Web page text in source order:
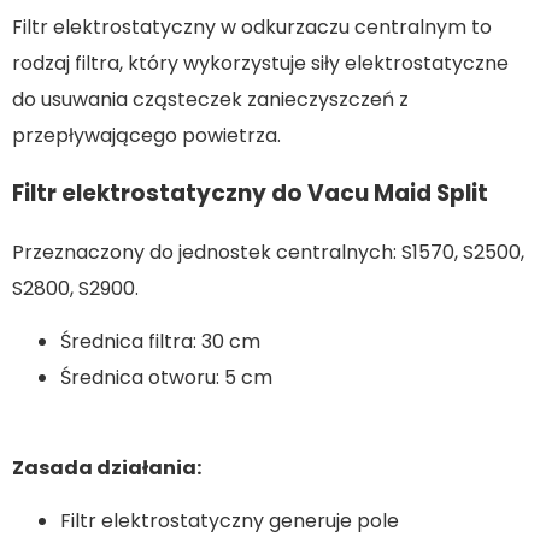
Filtr elektrostatyczny w odkurzaczu centralnym to
rodzaj filtra, który wykorzystuje siły elektrostatyczne
do usuwania cząsteczek zanieczyszczeń z
przepływającego powietrza.
Filtr elektrostatyczny do Vacu Maid Split
Przeznaczony do jednostek centralnych: S1570, S2500,
S2800, S2900.
Średnica filtra: 30 cm
Średnica otworu: 5 cm
Zasada działania:
Filtr elektrostatyczny generuje pole